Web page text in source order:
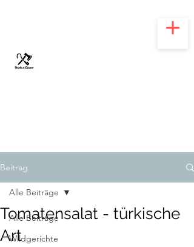
Beitrag
Alle Beiträge
Wildgerichte
Alle Beiträge
Tomatensalat - türkische
Art